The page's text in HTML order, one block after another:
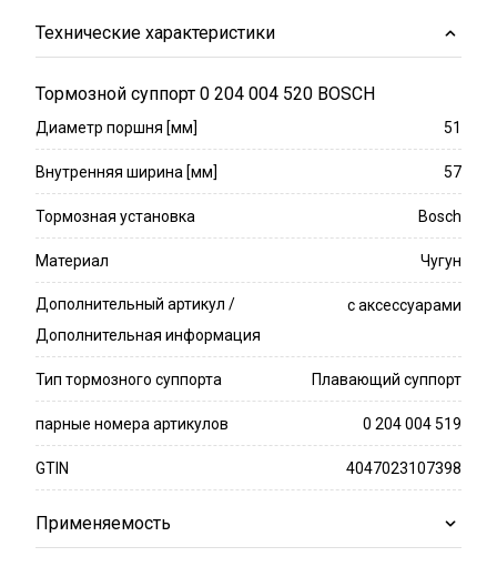
Технические характеристики
Тормозной суппорт 0 204 004 520 BOSCH
Диаметр поршня [мм] 51
Внутренняя ширина [мм] 57
Тормозная установка Bosch
Материал Чугун
Дополнительный артикул /
Дополнительная информация
с аксессуарами
Тип тормозного суппорта Плавающий суппорт
парные номера артикулов 0 204 004 519
GTIN 4047023107398
Применяемость